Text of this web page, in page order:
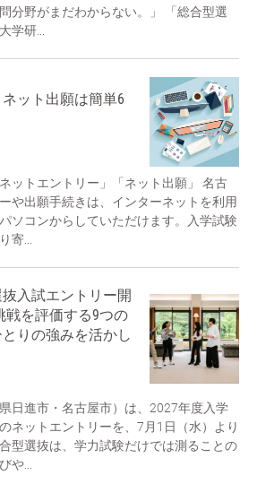
分野がまだわからない。」 「総合型選
学研...
ット出願は簡単6
ットエントリー」「ネット出願」 名古
や出願手続きは、インターネットを利用
ソコンからしていただけます。入学試験
寄...
入試エントリー開
戦を評価する9つの
りの強みを活かし
日進市・名古屋市）は、2027年度入学
ネットエントリーを、7月1日（水）より
型選抜は、学力試験だけでは測ることの
や...